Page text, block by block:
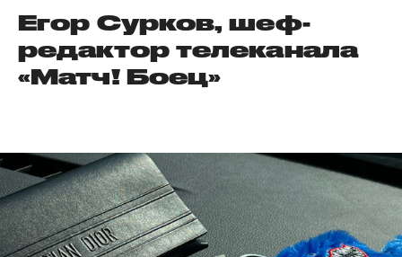
Егор Сурков, шеф-
редактор телеканала
«Матч! Боец»